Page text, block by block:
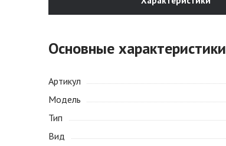
Основные характеристики
Артикул
Модель
Тип
Вид